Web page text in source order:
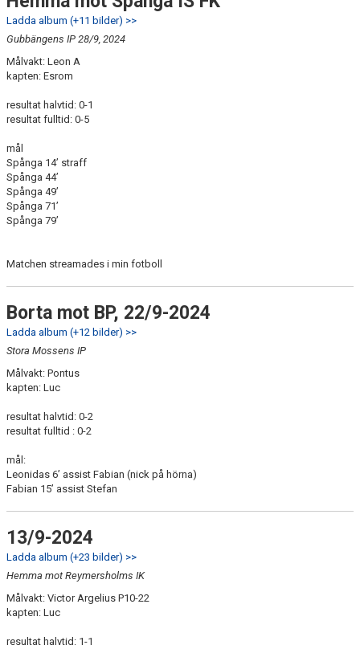
Ladda album (+11 bilder) >>
Gubbängens IP 28/9, 2024
Målvakt: Leon A
kapten: Esrom
resultat halvtid: 0-1
resultat fulltid: 0-5
mål
Spånga 14’ straff
Spånga 44’
Spånga 49’
Spånga 71’
Spånga 79’
Matchen streamades i min fotboll
Borta mot BP, 22/9-2024
Ladda album (+12 bilder) >>
Stora Mossens IP
Målvakt: Pontus
kapten: Luc
resultat halvtid: 0-2
resultat fulltid : 0-2
mål:
Leonidas 6’ assist Fabian (nick på hörna)
Fabian 15’ assist Stefan
13/9-2024
Ladda album (+23 bilder) >>
Hemma mot Reymersholms IK
Målvakt: Victor Argelius P10-22
kapten: Luc
resultat halvtid: 1-1